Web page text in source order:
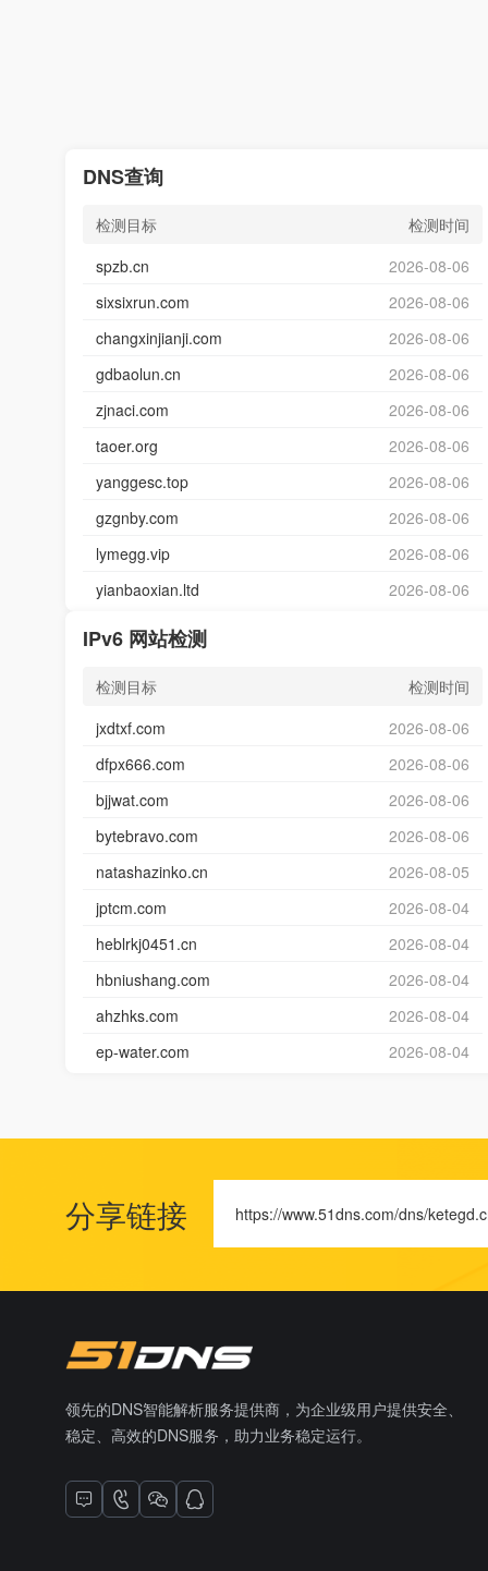
DNS查询
检测目标
检测时间
spzb.cn
2026-08-06
sixsixrun.com
2026-08-06
changxinjianji.com
2026-08-06
gdbaolun.cn
2026-08-06
zjnaci.com
2026-08-06
taoer.org
2026-08-06
yanggesc.top
2026-08-06
gzgnby.com
2026-08-06
lymegg.vip
2026-08-06
yianbaoxian.ltd
2026-08-06
IPv6 网站检测
检测目标
检测时间
jxdtxf.com
2026-08-06
dfpx666.com
2026-08-06
bjjwat.com
2026-08-06
bytebravo.com
2026-08-06
natashazinko.cn
2026-08-05
jptcm.com
2026-08-04
heblrkj0451.cn
2026-08-04
hbniushang.com
2026-08-04
ahzhks.com
2026-08-04
ep-water.com
2026-08-04
分享链接 https://www.51dns.com/dns/
领先的DNS智能解析服务提供商，为企业级用户提供安全、
稳定、高效的DNS服务，助力业务稳定运行。